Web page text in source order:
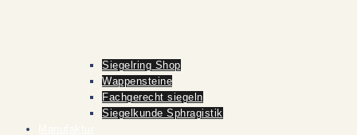
Siegelring Shop
Wappensteine
Fachgerecht siegeln
Siegelkunde Sphragistik